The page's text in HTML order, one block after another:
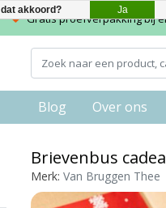
Gratis proefverpakking bij
Blog Over ons
Brievenbus
Merk: Van Bruggen Thee
akkoord? Ja